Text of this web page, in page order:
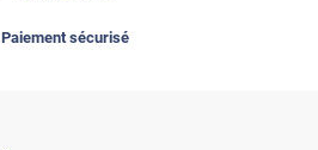
Paiement sécurisé